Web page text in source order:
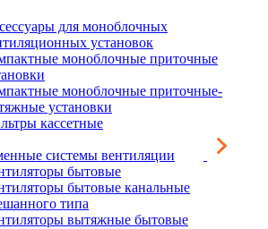
для моноблочных
установок
моноблочные приточные
моноблочные приточные-
установки
кассетные
системы вентиляции
бытовые
бытовые канальные
типа
вытяжные бытовые